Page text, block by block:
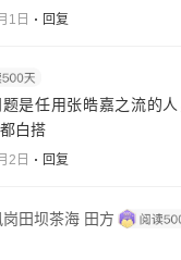
1日 回复
是任用张皓嘉之流的
白搭
2日 回复
田坝茶海 田方